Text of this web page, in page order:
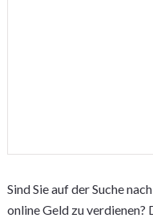
Sind Sie auf der Suche
online Geld zu verdienen?